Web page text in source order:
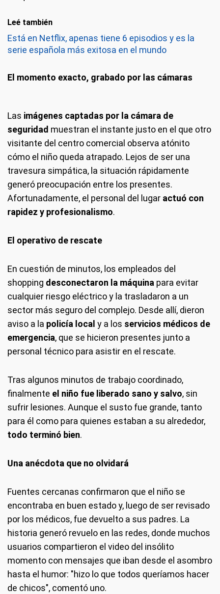
Leé también
Está en Netflix, apenas tiene 6 episodios y es la
serie española más exitosa en el mundo
El momento exacto, grabado por las cámaras
Las imágenes captadas por la cámara de
seguridad muestran el instante justo en el que otro
visitante del centro comercial observa atónito
cómo el niño queda atrapado. Lejos de ser una
travesura simpática, la situación rápidamente
generó preocupación entre los presentes.
Afortunadamente, el personal del lugar actuó con
rapidez y profesionalismo.
El operativo de rescate
En cuestión de minutos, los empleados del
shopping desconectaron la máquina para evitar
cualquier riesgo eléctrico y la trasladaron a un
sector más seguro del complejo. Desde allí, dieron
aviso a la policía local y a los servicios médicos de
emergencia, que se hicieron presentes junto a
personal técnico para asistir en el rescate.
Tras algunos minutos de trabajo coordinado,
finalmente el niño fue liberado sano y salvo, sin
sufrir lesiones. Aunque el susto fue grande, tanto
para él como para quienes estaban a su alrededor,
todo terminó bien.
Una anécdota que no olvidará
Fuentes cercanas confirmaron que el niño se
encontraba en buen estado y, luego de ser revisado
por los médicos, fue devuelto a sus padres. La
historia generó revuelo en las redes, donde muchos
usuarios compartieron el video del insólito
momento con mensajes que iban desde el asombro
hasta el humor: "hizo lo que todos queríamos hacer
de chicos", comentó uno.